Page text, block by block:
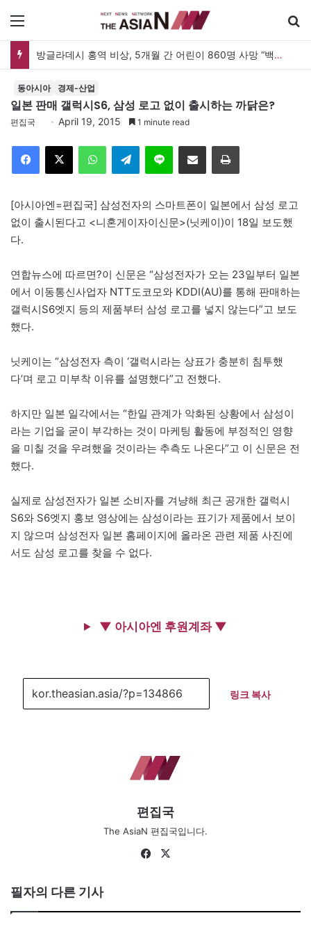
방글라데시 홍역 비상, 5개월 간 어린이 860명 사망 “백신 조달 시스템 변경이 화근”
동아시아 경제-산업
일본 판매 갤럭시S6, 삼성 로고 없이 출시하는 까닭은?
편집국 April 19, 2015 1 minute read
Telegram 이메일
[아시아엔=편집국] 삼성전자의 스마트폰이 일본에서 삼성 로고
없이 출시된다고 <니혼게이자이신문>(닛케이)이 18일 보도했
다.
연합뉴스에 따르면?이 신문은 “삼성전자가 오는 23일부터 일본
에서 이동통신사업자 NTT도코모와 KDDI(AU)를 통해 판매하는
갤럭시S6엣지 등의 제품부터 삼성 로고를 넣지 않는다”고 보도
했다.
닛케이는 “삼성전자 측이 ‘갤럭시라는 상표가 충분히 침투했
다’며 로고 미부착 이유를 설명했다”고 전했다.
하지만 일본 일각에서는 “한일 관계가 악화된 상황에서 삼성이
라는 기업을 굳이 부각하는 것이 마케팅 활동에 부정적인 영향
을 미칠 것을 우려했을 것이라는 추측도 나온다”고 이 신문은 전
했다.
실제로 삼성전자가 일본 소비자를 겨냥해 최근 공개한 갤럭시
S6와 S6엣지 홍보 영상에는 삼성이라는 표기가 제품에서 보이
지 않으며 삼성전자 일본 홈페이지에 올라온 관련 제품 사진에
서도 삼성 로고를 찾을 수 없다.
▼ 아시아엔 후원계좌 ▼
링크 복사
편집국
The AsiaN 편집국입니다.
Fa
필자의 다른 기사